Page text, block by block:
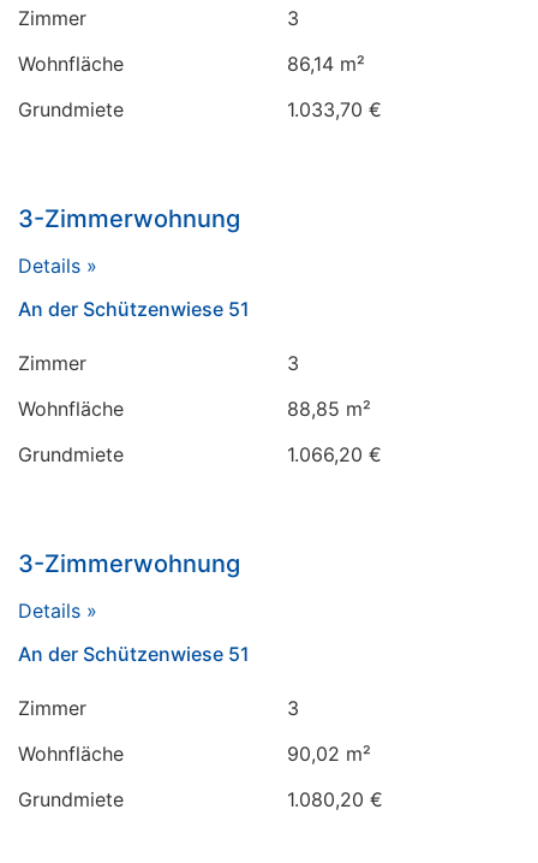
Zimmer
3
Wohnfläche
86,14 m²
Grundmiete
1.033,70 €
3-Zimmerwohnung
Details »
An der Schützenwiese 51
Zimmer
3
Wohnfläche
88,85 m²
Grundmiete
1.066,20 €
3-Zimmerwohnung
Details »
An der Schützenwiese 51
Zimmer
3
Wohnfläche
90,02 m²
Grundmiete
1.080,20 €